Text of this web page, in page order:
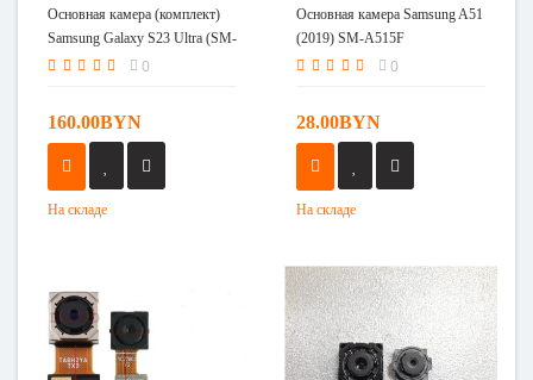
камера (комплект)
Samsung Galaxy S23 Ultra
(SM-S918B)
Основная камера (комплект)
Samsung Galaxy S23 Ultra (SM-
S918B)
0
160.00BYN
На складе
камера Samsung A51
(2019) SM-A515F
Основная камера Samsung A51
(2019) SM-A515F
0
28.00BYN
На складе